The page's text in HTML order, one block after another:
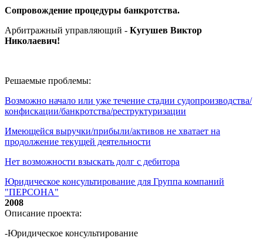
Сопровождение процедуры банкротства.
Арбитражный управляющий - Кугушев Виктор
Николаевич!
Решаемые проблемы:
Возможно начало или уже течение стадии судопроизводства/
конфискации/банкротства/реструктуризации
Имеющейся выручки/прибыли/активов не хватает на
продолжение текущей деятельности
Нет возможности взыскать долг с дебитора
Юридическое консультирование для Группа компаний
"ПЕРСОНА"
2008
Описание проекта:
-Юридическое консультирование